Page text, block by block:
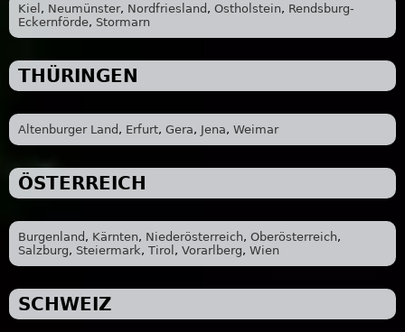
Kiel , Neumünster, Nordfriesland , Ostholstein, Rendsburg-
Eckernförde, Stormarn
THÜRINGEN
Altenburger Land , Erfurt, Gera, Jena, Weimar
ÖSTERREICH
Burgenland , Kärnten, Niederösterreich, Oberösterreich,
Salzburg, Steiermark, Tirol , Vorarlberg, Wien
SCHWEIZ